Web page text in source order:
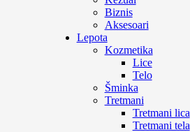
Biznis
Aksesoari
Lepota
Kozmetika
Lice
Telo
Šminka
Tretmani
Tretmani lica
Tretmani tela